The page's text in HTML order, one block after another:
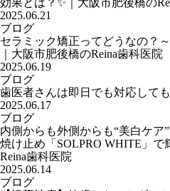
効果とは？✨｜大阪市肥後橋の
2025.06.21
ブログ
セラミック矯正ってどうなの？
｜大阪市肥後橋のReina歯科医院
2025.06.19
ブログ
歯医者さんは即日でも対応して
2025.06.17
ブログ
内側からも外側からも“美白ケア
焼け止め「SOLPRO WHITE」
Reina歯科医院
2025.06.14
ブログ